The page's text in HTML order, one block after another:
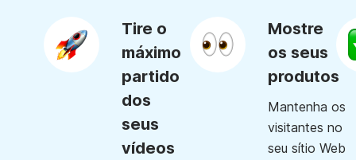
Tire o
máximo
partido
dos
seus
vídeos
Mostre
os seus
produtos
Mantenha os
visitantes no
seu sítio Web